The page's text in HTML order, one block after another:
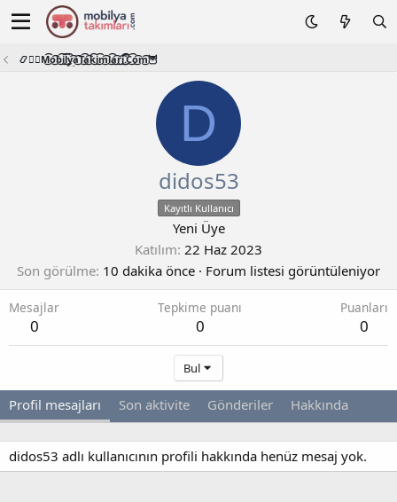
📿🧙‍♂️M͜͡o͜͡b͜͡i͜͡l͜͡y͜͡a͜͡T͜͡a͜͡k͜͡i͜͡m͜͡l͜͡a͜͡r͜͡i͜͡.͜͡C͜͡o͜͡m͜͡🦉
D
didos53
Kayıtlı Kullanıcı
Yeni Üye
Katılım 22 Haz 2023
Son görülme 10 dakika önce · Forum listesi görüntüleniyor
Mesajlar
0
Tepkime puanı
0
Puanları
0
Bul
Profil mesajları Son aktivite Gönderiler Hakkında
didos53 adlı kullanıcının profili hakkında henüz mesaj yok.